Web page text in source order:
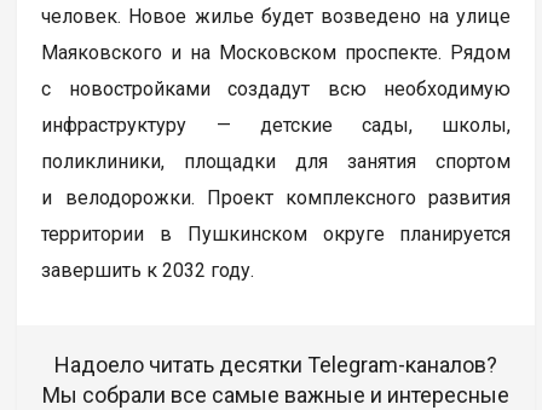
человек. Новое жилье будет возведено на улице
Маяковского и на Московском проспекте. Рядом
с новостройками создадут всю необходимую
инфраструктуру — детские сады, школы,
поликлиники, площадки для занятия спортом
и велодорожки. Проект комплексного развития
территории в Пушкинском округе планируется
завершить к 2032 году.
Надоело читать десятки Telegram-каналов?
Мы собрали все самые важные и интересные